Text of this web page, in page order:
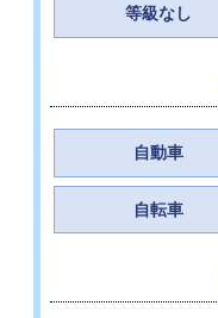
等級なし
自動車
自転車